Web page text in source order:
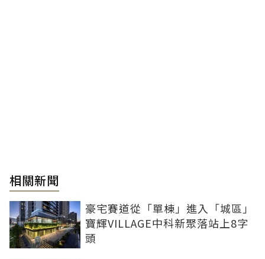
相關新聞
豪宅賽道從「單棟」進入「城區」
寶輝VILLAGE中科新聚落站上8字
頭